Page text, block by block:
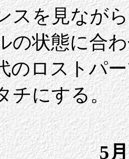
スを見なが
の状態に合
のロストパ
チにする。
5